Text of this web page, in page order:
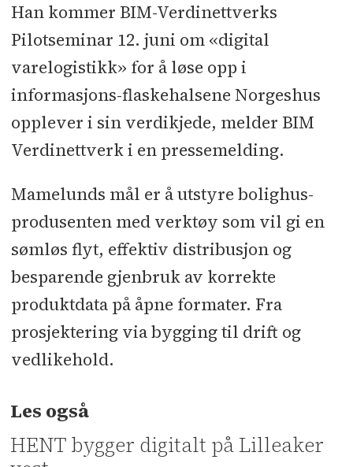
Han kommer BIM-Verdinettverks
Pilotseminar 12. juni om «digital
varelogistikk» for å løse opp i
informasjons-flaskehalsene Norgeshus
opplever i sin verdikjede, melder BIM
Verdinettverk i en pressemelding.
Mamelunds mål er å utstyre bolighus-
produsenten med verktøy som vil gi en
sømløs flyt, effektiv distribusjon og
besparende gjenbruk av korrekte
produktdata på åpne formater. Fra
prosjektering via bygging til drift og
vedlikehold.
Les også
HENT bygger digitalt på Lilleaker